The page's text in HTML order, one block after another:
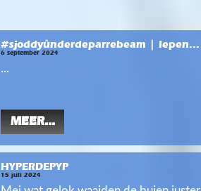
#sjoddyûnderdeparrebeam | Iepen...
6 september 2024
...
MEER...
HYPERDEPYP
15 juli 2024